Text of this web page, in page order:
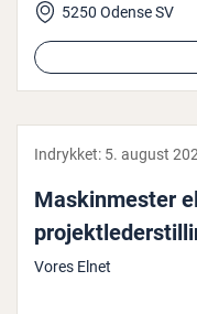
5250 Odense SV
Indrykket: 5. august
Ma­skin­me­ster
Vores Elnet